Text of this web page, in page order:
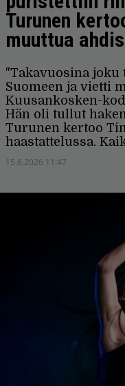
Turunen
muuttua
"Takavuosina joku
Suomeen ja vietti
Kuusankosken-
Hän oli tullut
Turunen kertoo
haastattelussa.
15.6.2026 11:47